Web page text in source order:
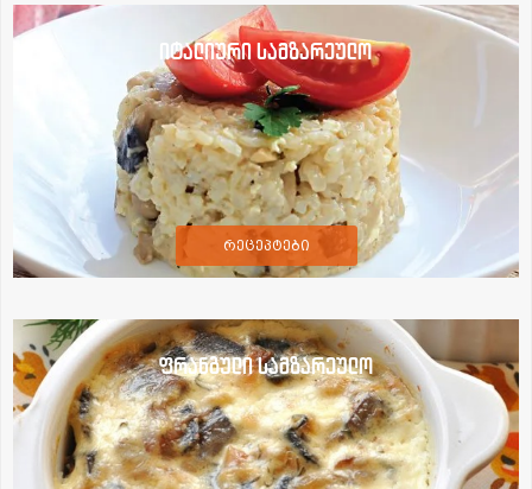
იტალიური სამზარეულო
რეცეპტები
ფრანგული სამზარეულო